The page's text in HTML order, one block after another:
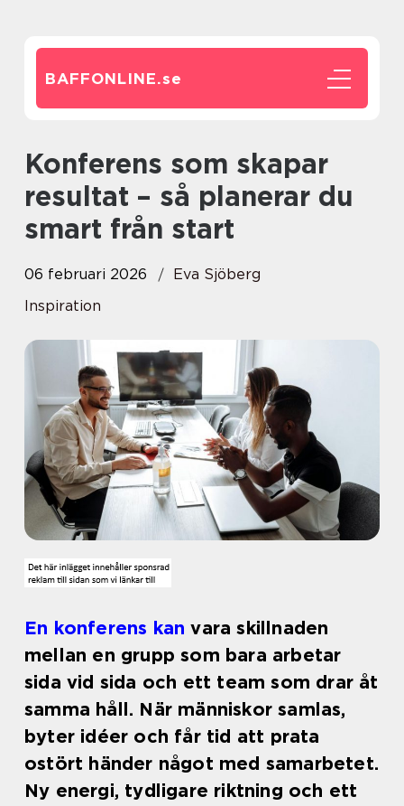
BAFFONLINE.se
Konferens som skapar
resultat – så planerar du
smart från start
06 februari 2026
Eva Sjöberg
Inspiration
En konferens kan vara skillnaden
mellan en grupp som bara arbetar
sida vid sida och ett team som drar åt
samma håll. När människor samlas,
byter idéer och får tid att prata
ostört händer något med samarbetet.
Ny energi, tydligare riktning och ett